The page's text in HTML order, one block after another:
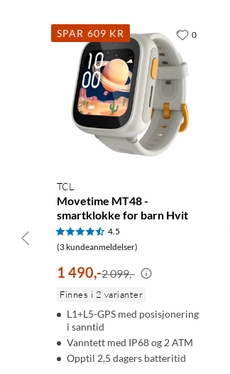
SPAR 609 KR
TCL
Movetime MT48 -
smartklokke for barn Hvit
4.5
(3 kundeanmeldelser)
1 490,-2 099,-
Finnes i 2 varianter
L1+L5-GPS med posisjonering
i sanntid
Vanntett med IP68 og 2 ATM
Opptil 2,5 dagers batteritid
0